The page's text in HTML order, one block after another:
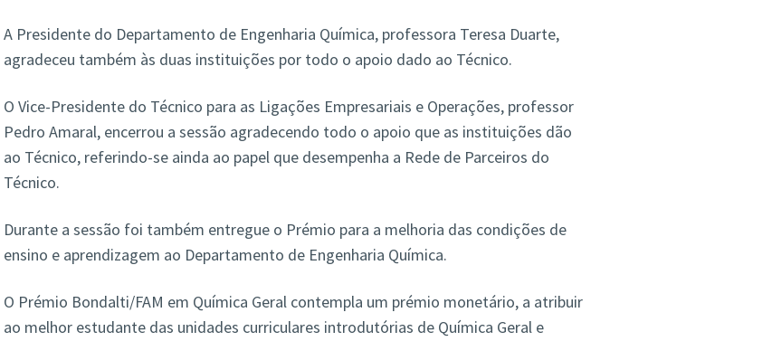
A Presidente do Departamento de Engenharia Química, professora Teresa Duarte,
agradeceu também às duas instituições por todo o apoio dado ao Técnico.
O Vice-Presidente do Técnico para as Ligações Empresariais e Operações, professor
Pedro Amaral, encerrou a sessão agradecendo todo o apoio que as instituições dão
ao Técnico, referindo-se ainda ao papel que desempenha a Rede de Parceiros do
Técnico.
Durante a sessão foi também entregue o Prémio para a melhoria das condições de
ensino e aprendizagem ao Departamento de Engenharia Química.
O Prémio Bondalti/FAM em Química Geral contempla um prémio monetário, a atribuir
ao melhor estudante das unidades curriculares introdutórias de Química Geral e